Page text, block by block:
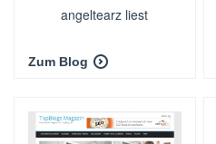
angeltearz liest
Zum Blog